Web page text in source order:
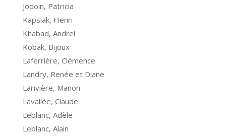
Jodoin, Patricia
Kapsiak, Henri
Khabad, Andrei
Kobak, Bijoux
Laferrière, Clémence
Landry, Renée et Diane
Larivière, Manon
Lavallée, Claude
Leblanc, Adèle
Leblanc, Alain